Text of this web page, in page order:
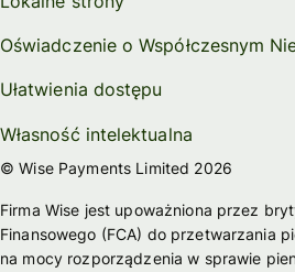
Oświadczenie o Współczesnym
Ułatwienia dostępu
Własność intelektualna
© Wise Payments Limited 2026
Firma Wise jest upoważniona przez
Finansowego (FCA) do przetwarzania
na mocy rozporządzenia w sprawie